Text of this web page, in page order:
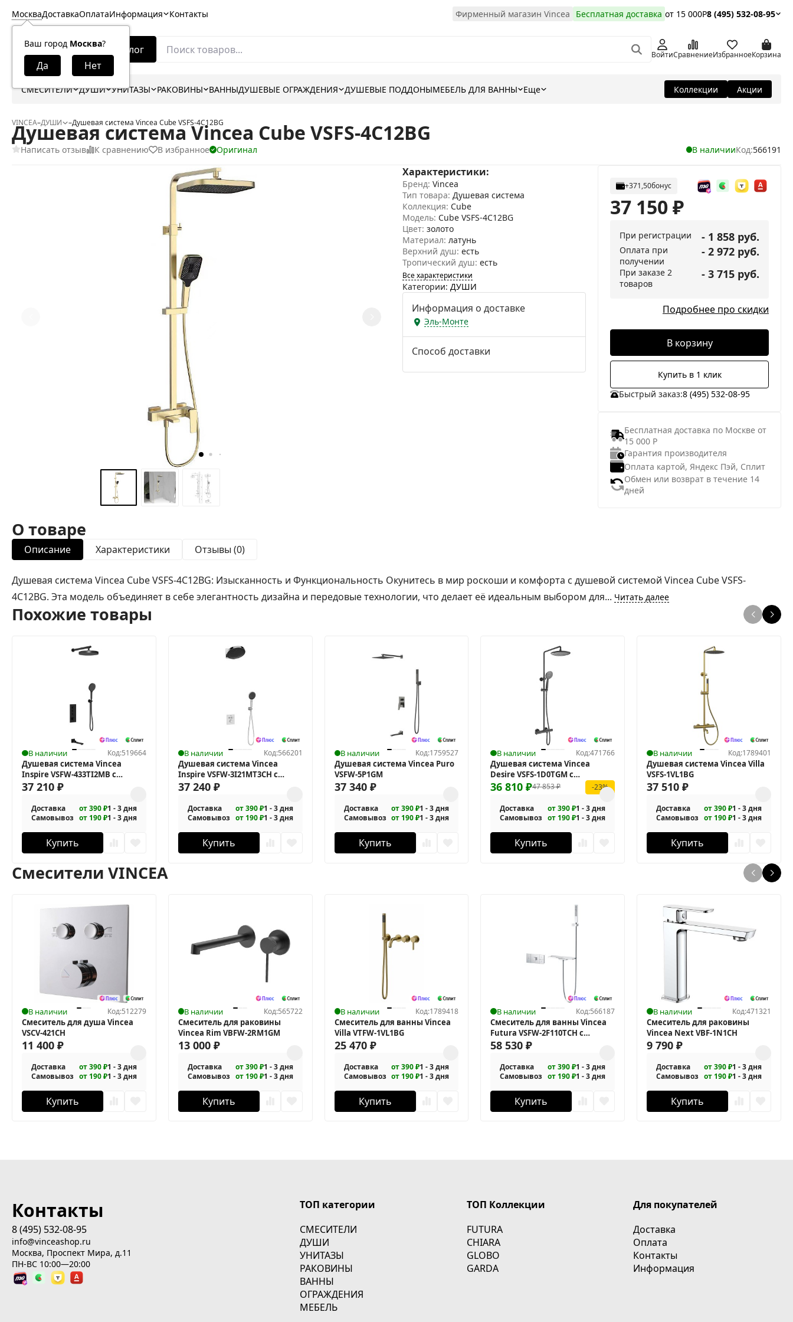
Москва
Ваш город Москва?
ДоставкаОплатаИнформация Контакты Фирменный магазин Vincea Бесплатная доставка от 15 000Р8 (495) 532-08-95
Каталог ВойтиСравнениеИзбранноеКорзина
СМЕСИТЕЛИ ДУШИ УНИТАЗЫ РАКОВИНЫ ВАННЫДУШЕВЫЕ ОГРАЖДЕНИЯ ДУШЕВЫЕ ПОДДОНЫМЕБЕЛЬ ДЛЯ ВАННЫ Еще Коллекции Акции
VINCEA–ДУШИ –Душевая система Vincea Cube VSFS-4C12BG
Душевая система Vincea Cube VSFS-4C12BG
Написать отзыв К сравнению В избранное Оригинал В наличииКод:566191
Характеристики:
Бренд: Vincea
Тип товара: Душевая система
Коллекция: Cube
Модель: Cube VSFS-4C12BG
Цвет: золото
Материал: латунь
Верхний душ: есть
Тропический душ: есть
Все характеристики
Категории: ДУШИ
Информация о доставке
Эль-Монте
Способ доставки
+371,50бонус
37 150₽
При регистрации - 1 858 руб.
Оплата при
получении
- 2 972 руб.
При заказе 2
товаров
- 3 715 руб.
Подробнее про скидки
В корзину
Купить в 1 клик
Быстрый заказ:8 (495) 532-08-95
Бесплатная доставка по Москве от
15 000 Р
Гарантия производителя
Оплата картой, Яндекс Пэй, Сплит
Обмен или возврат в течение 14
дней
О товаре
Описание Характеристики Отзывы (0)
Душевая система Vincea Cube VSFS-4C12BG: Изысканность и Функциональность Окунитесь в мир роскоши и комфорта с душевой системой Vincea Cube VSFS-
4C12BG. Эта модель объединяет в себе элегантность дизайна и передовые технологии, что делает её идеальным выбором для... Читать далее
Похожие товары
В наличии Код:519664
Душевая система Vincea
Inspire VSFW-433TI2MB с
термостатом
37 210 ₽
Доставка от 390 ₽1 - 3 дня
Самовывоз от 190 ₽1 - 3 дня
Купить
В наличии Код:566201
Душевая система Vincea
Inspire VSFW-3I21MT3CH с
термостатом
37 240 ₽
Доставка от 390 ₽1 - 3 дня
Самовывоз от 190 ₽1 - 3 дня
Купить
В наличии Код:1759527
Душевая система Vincea Puro
VSFW-5P1GM
37 340 ₽
Доставка от 390 ₽1 - 3 дня
Самовывоз от 190 ₽1 - 3 дня
Купить
В наличии Код:471766
Душевая система Vincea
Desire VSFS-1D0TGM с
термостатом47 853₽
36 810₽ -23%
Доставка от 390 ₽1 - 3 дня
Самовывоз от 190 ₽1 - 3 дня
Купить
В наличии Код:1789401
Душевая система Vincea Villa
VSFS-1VL1BG
37 510₽
Доставка от 390 ₽1 - 3 дня
Самовывоз от 190 ₽1 - 3 дня
Купить
Смесители VINCEA
В наличии Код:512279
Смеситель для душа Vincea
VSCV-421CH
11 400 ₽
Доставка от 390 ₽1 - 3 дня
Самовывоз от 190 ₽1 - 3 дня
Купить
В наличии Код:565722
Смеситель для раковины
Vincea Rim VBFW-2RM1GM
13 000 ₽
Доставка от 390 ₽1 - 3 дня
Самовывоз от 190 ₽1 - 3 дня
Купить
В наличии Код:1789418
Смеситель для ванны Vincea
Villa VTFW-1VL1BG
25 470 ₽
Доставка от 390 ₽1 - 3 дня
Самовывоз от 190 ₽1 - 3 дня
Купить
В наличии Код:566187
Смеситель для ванны Vincea
Futura VSFW-2F110TCH с
термостатом
58 530₽
Доставка от 390 ₽1 - 3 дня
Самовывоз от 190 ₽1 - 3 дня
Купить
В наличии Код:471321
Смеситель для раковины
Vincea Next VBF-1N1CH
9 790₽
Доставка от 390 ₽1 - 3 дня
Самовывоз от 190 ₽1 - 3 дня
Купить
Контакты
8 (495) 532-08-95
info@vinceashop.ru
Москва, Проспект Мира, д.11
ПН-ВС 10:00—20:00
ТОП категории
СМЕСИТЕЛИ
ДУШИ
УНИТАЗЫ
РАКОВИНЫ
ВАННЫ
ОГРАЖДЕНИЯ
МЕБЕЛЬ
ТОП Коллекции
FUTURA
CHIARA
GLOBO
GARDA
Для покупателей
Доставка
Оплата
Контакты
Информация